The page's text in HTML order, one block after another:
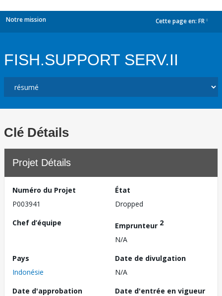
Notre mission Cette page en: FR
FISH.SUPPORT SERV.II
Clé Détails
Projet Détails
Numéro du Projet
P003941
État
Dropped
Chef d’équipe
Emprunteur 2
N/A
Pays
Indonésie
Date de divulgation
N/A
Date d'approbation
Date d'entrée en vigueur